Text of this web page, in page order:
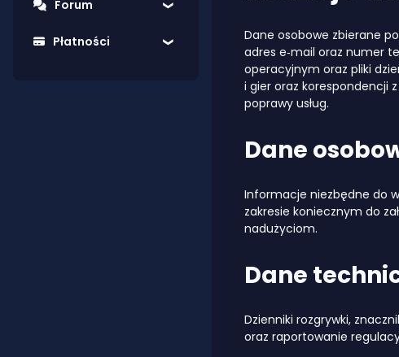
Forum
Płatności
Dane osobowe zbierane
adres e‑mail oraz numer
operacyjnym oraz pliki
i gier oraz korespondencji
poprawy usług.
Dane
Informacje niezbędne do
zakresie koniecznym do
nadużyciom.
Dane
Dzienniki rozgrywki,
oraz raportowanie